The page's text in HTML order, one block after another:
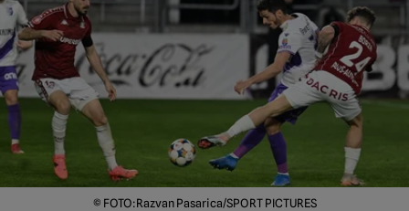
© FOTO:Razvan Pasarica/SPORT PICTURES